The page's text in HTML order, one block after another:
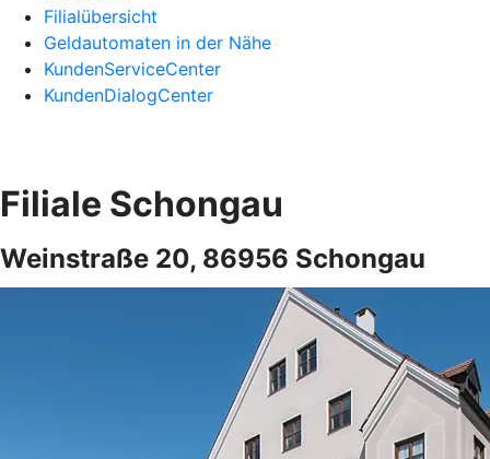
Filialübersicht
Geldautomaten in der Nähe
KundenServiceCenter
KundenDialogCenter
Filiale Schongau
Weinstraße 20, 86956 Schongau